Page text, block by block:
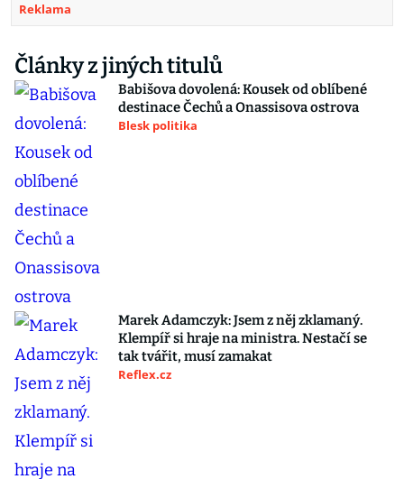
Reklama
Články z jiných titulů
Babišova dovolená: Kousek od oblíbené
destinace Čechů a Onassisova ostrova
Blesk politika
Marek Adamczyk: Jsem z něj zklamaný.
Klempíř si hraje na ministra. Nestačí se
tak tvářit, musí zamakat
Reflex.cz